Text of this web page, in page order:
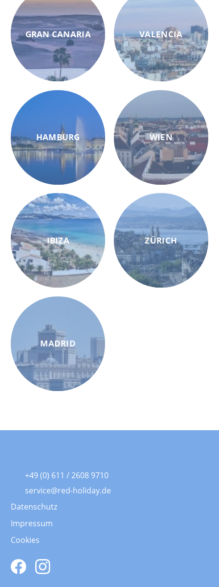
GRAN CANARIA
HAMBURG
IBIZA
MADRID
VALENCIA
WIEN
ZÜRICH
+49 (0) 611 / 2608 9710
service@red-holiday.de
Datenschutz
Impressum
Cookies